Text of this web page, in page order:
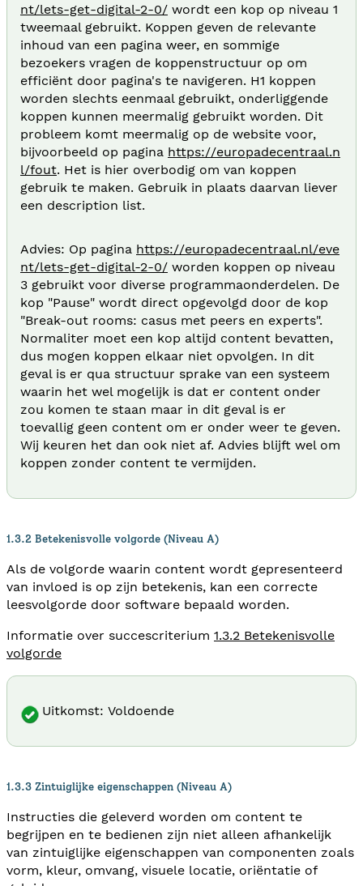
nt/lets-get-digital-2-0/ wordt een kop op niveau 1
tweemaal gebruikt. Koppen geven de relevante
inhoud van een pagina weer, en sommige
bezoekers vragen de koppenstructuur op om
efficiënt door pagina's te navigeren. H1 koppen
worden slechts eenmaal gebruikt, onderliggende
koppen kunnen meermalig gebruikt worden. Dit
probleem komt meermalig op de website voor,
bijvoorbeeld op pagina https://europadecentraal.n
l/fout. Het is hier overbodig om van koppen
gebruik te maken. Gebruik in plaats daarvan liever
een description list.
Advies: Op pagina https://europadecentraal.nl/eve
nt/lets-get-digital-2-0/ worden koppen op niveau
3 gebruikt voor diverse programmaonderdelen. De
kop "Pause" wordt direct opgevolgd door de kop
"Break-out rooms: casus met peers en experts".
Normaliter moet een kop altijd content bevatten,
dus mogen koppen elkaar niet opvolgen. In dit
geval is er qua structuur sprake van een systeem
waarin het wel mogelijk is dat er content onder
zou komen te staan maar in dit geval is er
toevallig geen content om er onder weer te geven.
Wij keuren het dan ook niet af. Advies blijft wel om
koppen zonder content te vermijden.
1.3.2 Betekenisvolle volgorde (Niveau A)
Als de volgorde waarin content wordt gepresenteerd
van invloed is op zijn betekenis, kan een correcte
leesvolgorde door software bepaald worden.
Informatie over succescriterium 1.3.2 Betekenisvolle
volgorde
Uitkomst: Voldoende
1.3.3 Zintuiglijke eigenschappen (Niveau A)
Instructies die geleverd worden om content te
begrijpen en te bedienen zijn niet alleen afhankelijk
van zintuiglijke eigenschappen van componenten zoals
vorm, kleur, omvang, visuele locatie, oriëntatie of